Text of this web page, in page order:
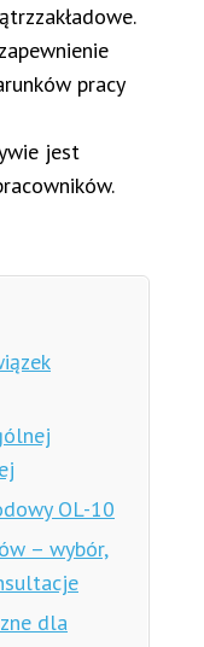
pracy
jest
OL-10
– wybór,
dla